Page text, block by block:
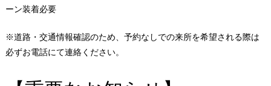
ーン装着必要
※道路・交通情報確認のため、予約なしでの来所を希望される際は
必ずお電話にて連絡ください。